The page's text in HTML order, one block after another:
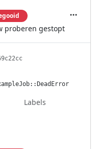
proberen gestopt
Labels